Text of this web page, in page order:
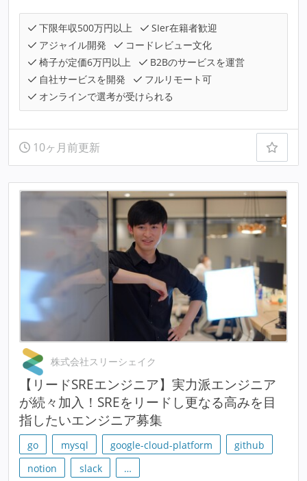
下限年収500万円以上
SIer在籍者歓迎
アジャイル開発
コードレビュー文化
椅子が定価6万円以上
B2Bのサービスを運営
自社サービスを開発
フルリモート可
オンラインで選考が受けられる
10ヶ月前更新
株式会社スリーシェイク
【リードSREエンジニア】実力派エンジニア
が続々加入！SREをリードし更なる高みを目
指したいエンジニア募集
go mysql google-cloud-platform
github
notion
slack …